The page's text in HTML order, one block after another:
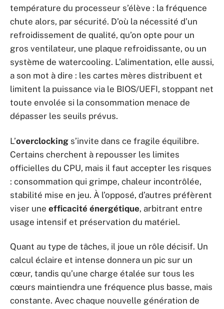
température du processeur s’élève : la fréquence
chute alors, par sécurité. D’où la nécessité d’un
refroidissement de qualité, qu’on opte pour un
gros ventilateur, une plaque refroidissante, ou un
système de watercooling. L’alimentation, elle aussi,
a son mot à dire : les cartes mères distribuent et
limitent la puissance via le BIOS/UEFI, stoppant net
toute envolée si la consommation menace de
dépasser les seuils prévus.
L’overclocking s’invite dans ce fragile équilibre.
Certains cherchent à repousser les limites
officielles du CPU, mais il faut accepter les risques
: consommation qui grimpe, chaleur incontrôlée,
stabilité mise en jeu. À l’opposé, d’autres préfèrent
viser une efficacité énergétique, arbitrant entre
usage intensif et préservation du matériel.
Quant au type de tâches, il joue un rôle décisif. Un
calcul éclaire et intense donnera un pic sur un
cœur, tandis qu’une charge étalée sur tous les
cœurs maintiendra une fréquence plus basse, mais
constante. Avec chaque nouvelle génération de